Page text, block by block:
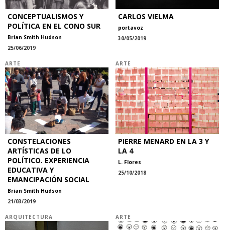
CONCEPTUALISMOS Y
POLÍTICA EN EL CONO SUR
Brian Smith Hudson
25/06/2019
CARLOS VIELMA
portavoz
30/05/2019
ARTE
CONSTELACIONES
ARTÍSTICAS DE LO
POLÍTICO. EXPERIENCIA
EDUCATIVA Y
EMANCIPACIÓN SOCIAL
Brian Smith Hudson
21/03/2019
ARTE
PIERRE MENARD EN LA 3 Y
LA 4
L. Flores
25/10/2018
ARQUITECTURA ARTE